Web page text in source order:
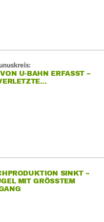
U-BAHN ERFASST –
SINKT –
MIT GRÖSSTEM R